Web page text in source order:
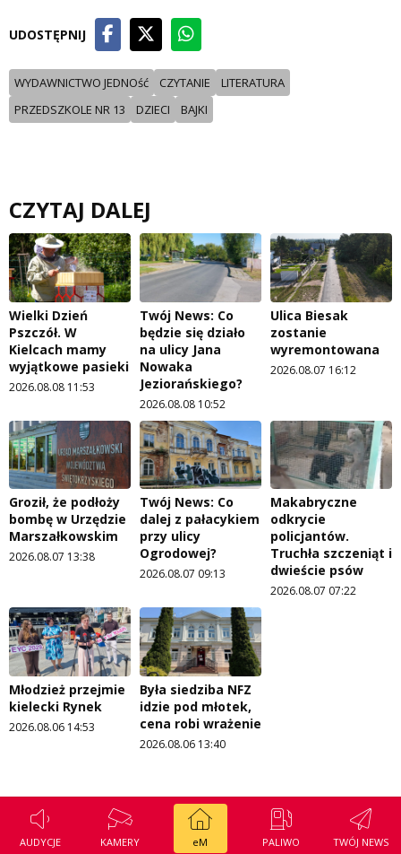
AUDYCJE KAMERY eM PALIWO TWÓJ NEWS
UDOSTĘPNIJ
WYDAWNICTWO JEDNOść CZYTANIE
LITERATURA
PRZEDSZKOLE NR 13
DZIECI BAJKI
CZYTAJ DALEJ
Wielki Dzień
Pszczół. W
Kielcach mamy
wyjątkowe pasieki
2026.08.08 11:53
Twój News: Co
będzie się działo
na ulicy Jana
Nowaka
Jeziorańskiego?
2026.08.08 10:52
Ulica Biesak
zostanie
wyremontowana
2026.08.07 16:12
Groził, że podłoży
bombę w Urzędzie
Marszałkowskim
2026.08.07 13:38
Twój News: Co
dalej z pałacykiem
przy ulicy
Ogrodowej?
2026.08.07 09:13
Makabryczne
odkrycie
policjantów.
Truchła szczeniąt i
dwieście psów
2026.08.07 07:22
Młodzież przejmie
kielecki Rynek
2026.08.06 14:53
Była siedziba NFZ
idzie pod młotek,
cena robi wrażenie
2026.08.06 13:40